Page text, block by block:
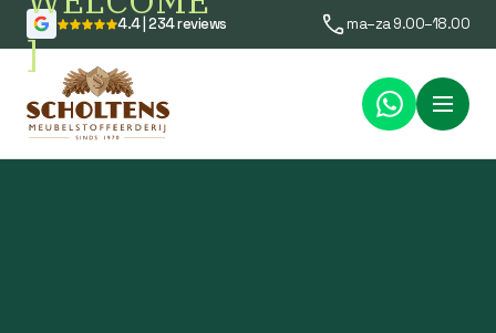
]
4.4 | 234 reviews ma–za 9.00–18.00
Menu